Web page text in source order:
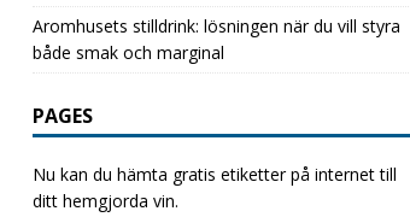
Aromhusets stilldrink: lösningen när du vill styra
både smak och marginal
PAGES
Nu kan du hämta gratis etiketter på internet till
ditt hemgjorda vin.